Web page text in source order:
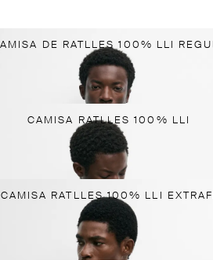
CAMISA RATLLES 100% LLI
CAMISA RATLLES 100% LLI EXTRAFI